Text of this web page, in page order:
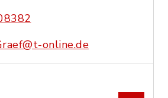
online.de